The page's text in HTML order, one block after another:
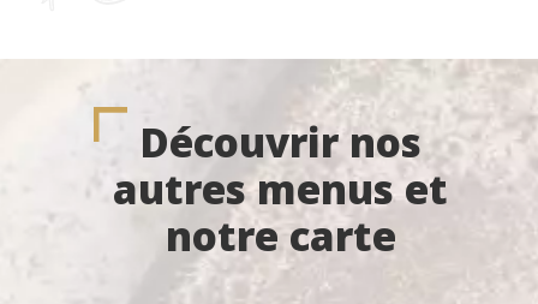
Découvrir nos
autres menus et
notre carte